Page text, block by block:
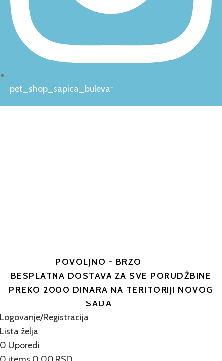
pet_shop_sapica_bulevar
POVOLJNO - BRZO
BESPLATNA DOSTAVA ZA SVE PORUDŽBINE
PREKO 2000 DINARA NA TERITORIJI NOVOG
SADA
Logovanje/Registracija
Lista želja
0 Uporedi